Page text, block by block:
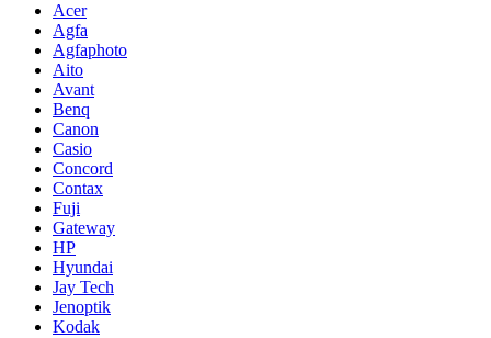
Acer
Agfa
Agfaphoto
Aito
Avant
Benq
Canon
Casio
Concord
Contax
Fuji
Gateway
HP
Hyundai
Jay Tech
Jenoptik
Kodak